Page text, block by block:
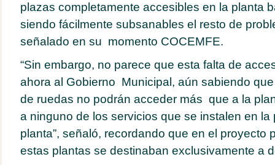
plazas completamente accesibles en la planta
siendo fácilmente subsanables el resto de
señalado en su momento COCEMFE.
“Sin embargo, no parece que esta falta de
ahora al Gobierno Municipal, aún sabiendo
de ruedas no podrán acceder más que a la
a ninguno de los servicios que se instalen en la
planta”, señaló, recordando que en el proyecto
estas plantas se destinaban exclusivamente a